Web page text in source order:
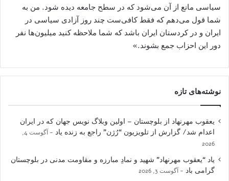
سیاسی مانع از آن می‌​شود که در سطح جامعه دیده شود. من به
شما قول می‌دهم که فقط کافی‌ست چند روز آزادی سیاسی در
ایران و در کردستان ایران باشد که شما ملاحظه کنید میلیون‌ها نفر
دور این احزاب جمع بشوند.»
نوشته‌های تازه
یعقوب مهرنهاد از بلوچستان – اولین وبلاگ نویس جهان که در ایران
اعدام شد/ گزارش از تلویزیون “رُژن” راجع به زنده یاد
آگوست 4,
2026
یاد “یعقوب مهرنهاد” شهید و نمادِ مبارزه و مقاومت مدنی در بلوچستان
گرامی باد
آگوست 3, 2026